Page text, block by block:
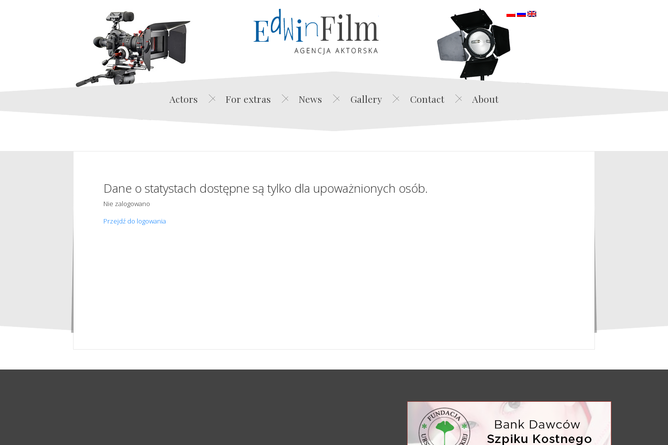
Edwin Film Agencja Aktorska
Actors For extras News Gallery Contact About
Dane o statystach dostępne są tylko dla upoważnionych osób.
Nie zalogowano
Przejdź do logowania